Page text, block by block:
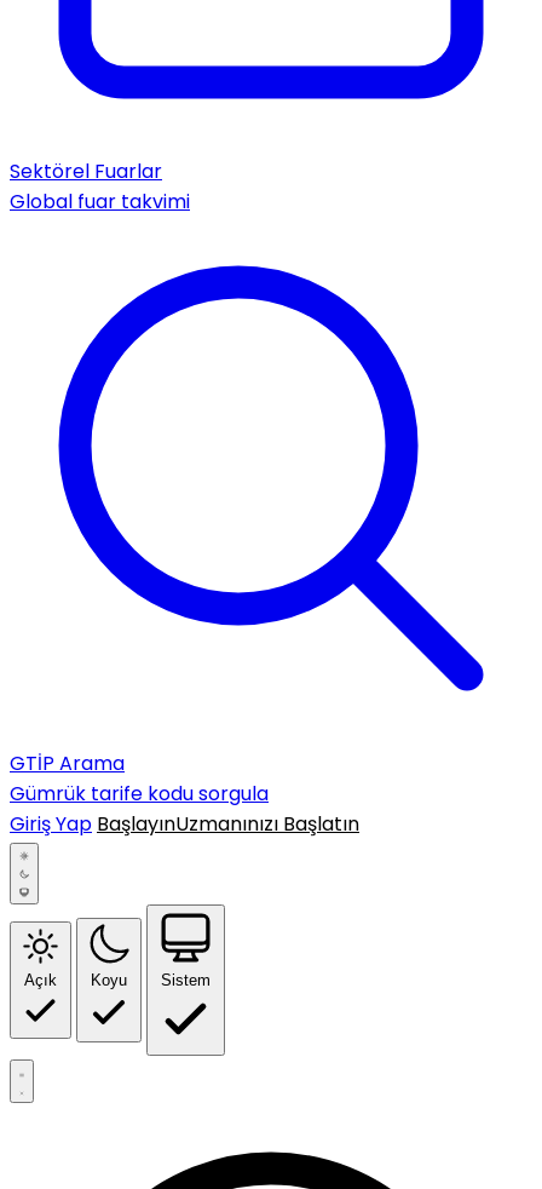
Sektörel Fuarlar
Global fuar takvimi
GTİP Arama
Gümrük tarife kodu sorgula
Giriş Yap BaşlayınUzmanınızı Başlatın
Açık Koyu Sistem